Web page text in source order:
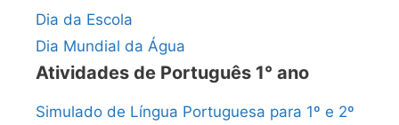
Dia da Escola
Dia Mundial da Água
Atividades de Português 1° ano
Simulado de Língua Portuguesa para 1º e 2º